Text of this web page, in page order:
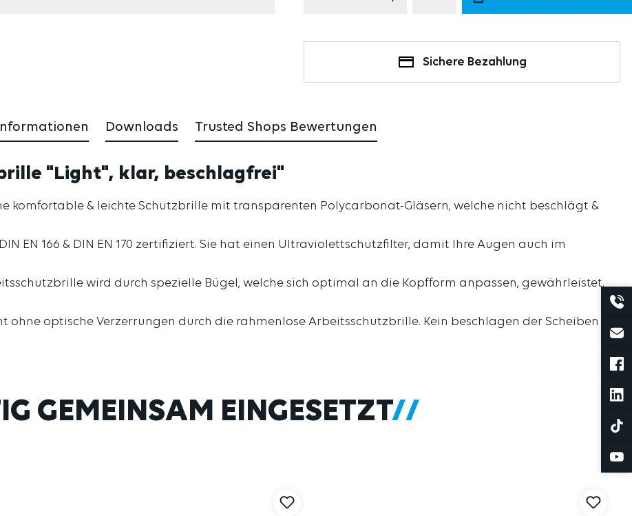
Sichere Bezahlung
Downloads Trusted Shops Bewertungen
"Light", klar, beschlagfrei"
komfortable & leichte Schutzbrille mit transparenten Polycarbonat-Gläsern, welche nicht beschlägt &
EN 166 & DIN EN 170 zertifiziert. Sie hat einen Ultraviolettschutzfilter, damit Ihre Augen auch im
wird durch spezielle Bügel, welche sich optimal an die Kopfform anpassen, gewährleistet.
ohne optische Verzerrungen durch die rahmenlose Arbeitsschutzbrille. Kein beschlagen der Scheiben
GEMEINSAM EINGESETZT